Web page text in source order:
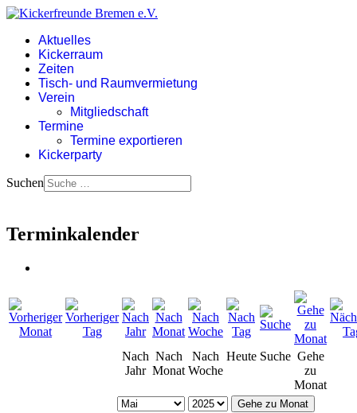
Aktuelles
Kickerraum
Zeiten
Tisch- und Raumvermietung
Verein
Mitgliedschaft
Termine
Termine exportieren
Kickerparty
Suchen
Terminkalender
Nach
Jahr
Nach
Monat
Nach
Woche
Heute Suche Gehe
zu
Monat
Gehe zu Monat